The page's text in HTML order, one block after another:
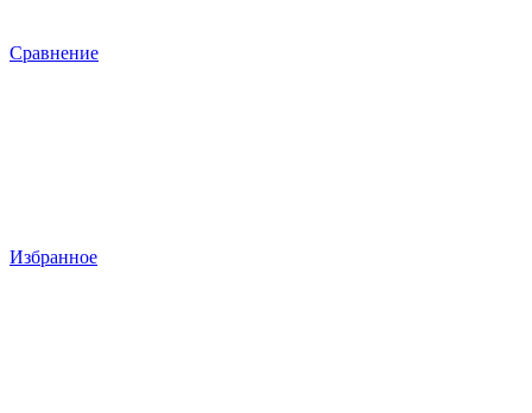
Сравнение
Избранное